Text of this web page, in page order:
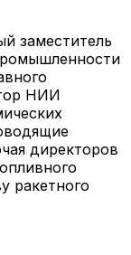
заместитель
НИИ
директоров
ракетного